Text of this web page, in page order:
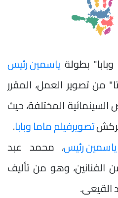
بطولةياسمين رئيس
من تصوير العمل، المقرر
المختلفة، حيث
تصويرفيلم ماما وبابا.
ياسمين رئيس، محمد عبد
الفنانين، وهو من تأليف
القيعى.